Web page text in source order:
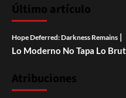
Último artículo
Hope Deferred: Darkness Remains |
Lo Moderno No Tapa Lo
Atribuciones